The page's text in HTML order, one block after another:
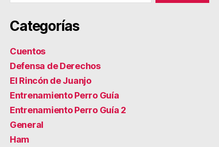
Categorías
Cuentos
Defensa de Derechos
El Rincón de Juanjo
Entrenamiento Perro Guía
Entrenamiento Perro Guía 2
General
Ham